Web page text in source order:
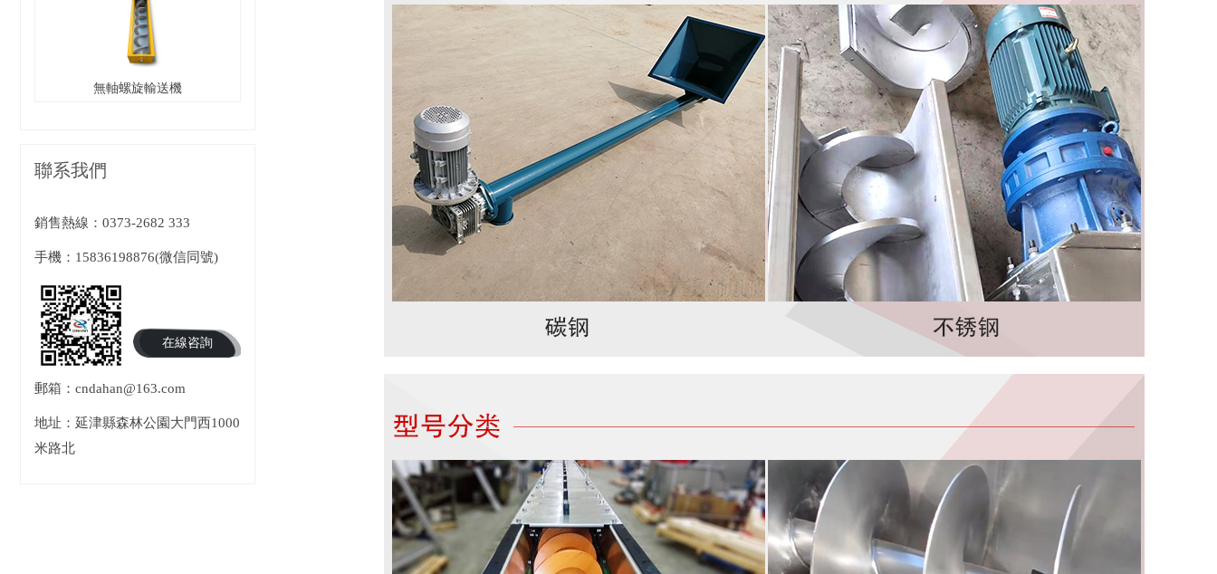
無軸螺旋輸送機
聯系我們
銷售熱線： 0373-2682 333
手機：15836198876(微信同號)
在線咨詢
郵箱：cndahan@163.com
地址：延津縣森林公園大門西1000
米路北